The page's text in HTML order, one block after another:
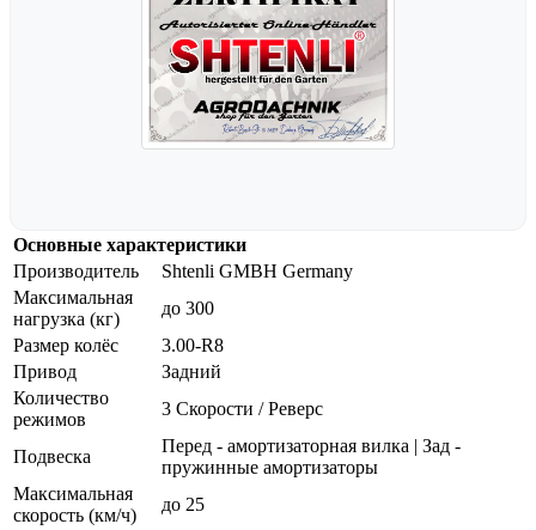
Основные характеристики
Производитель
Shtenli GMBH Germany
Максимальная
нагрузка (кг)
до 300
Размер колёс
3.00-R8
Привод
Задний
Количество
режимов
3 Скорости / Реверс
Подвеска
Перед - амортизаторная вилка | Зад -
пружинные амортизаторы
Максимальная
скорость (км/ч)
до 25